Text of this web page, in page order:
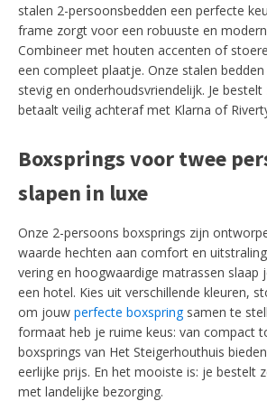
stalen 2-persoonsbedden een perfecte
frame zorgt voor een robuuste en
Combineer met houten accenten of
een compleet plaatje. Onze stalen
stevig en onderhoudsvriendelijk. Je
betaalt veilig achteraf met Klarna of
Boxsprings voor twee
slapen in luxe
Onze 2-persoons boxsprings zijn
waarde hechten aan comfort en
vering en hoogwaardige matrassen slaap
een hotel. Kies uit verschillende kleuren,
om jouw perfecte boxspringsamen te
formaat heb je ruime keus: van compact
boxsprings van Het Steigerhouthuis
eerlijke prijs. En het mooiste is: je bestelt
met landelijke bezorging.